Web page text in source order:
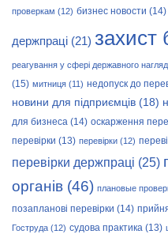
проверкам (12) бизнес новости (14)
держпраці (21) захист
реагування у сфері державного
(15) митниця (11) недопуск до
новини для підприємців (18)
для бизнеса (14) оскарження
перевірки (13) перевірки (12)
перевірки держпраці (25)
органів (46) плановые
позапланові перевірки (14)
Гоструда (12) судова практика (13)